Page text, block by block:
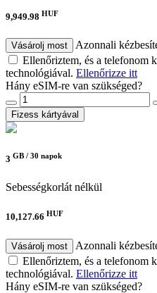
9,949.98 HUF
Vásárolj most
Azonnali
Ellenőriztem, és a telefonom
technológiával. Ellenőrizze itt
Hány eSIM-re van szükséged?
Fizess kártyával
3 GB / 30 napok
Sebességkorlát nélkül
10,127.66 HUF
Vásárolj most
Azonnali
Ellenőriztem, és a telefonom
technológiával. Ellenőrizze itt
Hány eSIM-re van szükséged?